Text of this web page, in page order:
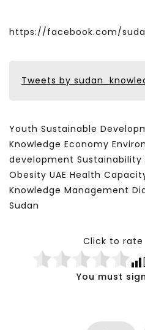
https://facebook.com/
Tweets by
Youth Sustainable
Knowledge Economy
development Sustainability
Obesity UAE Health
Knowledge Management
Sudan
Click to
You must